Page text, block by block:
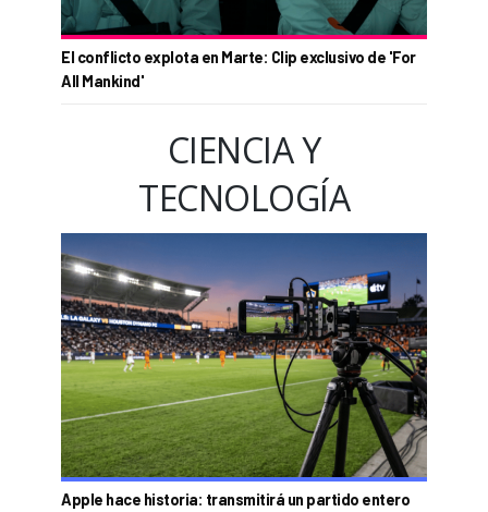
El conflicto explota en Marte: Clip exclusivo de 'For
All Mankind'
CIENCIA Y
TECNOLOGÍA
Apple hace historia: transmitirá un partido entero